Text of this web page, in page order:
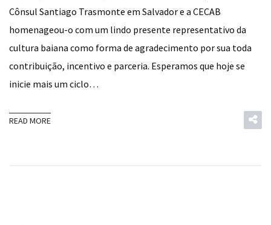
Cônsul Santiago Trasmonte em Salvador e a CECAB
homenageou-o com um lindo presente representativo da
cultura baiana como forma de agradecimento por sua toda
contribuição, incentivo e parceria. Esperamos que hoje se
inicie mais um ciclo…
READ MORE